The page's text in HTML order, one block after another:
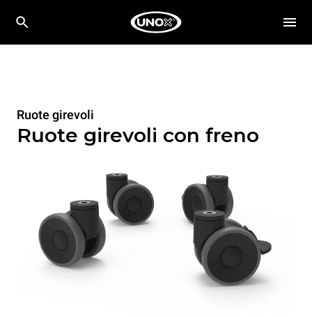
Ruote girevoli
Ruote girevoli con freno